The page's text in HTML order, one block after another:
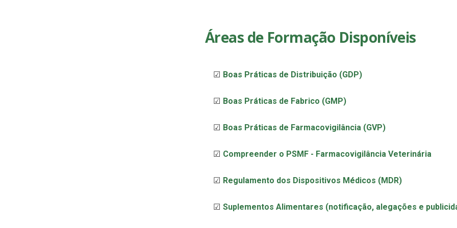
Áreas de Formação Disponíveis
Boas Práticas de Distribuição (GDP)
Boas Práticas de Fabrico (GMP)
Boas Práticas de Farmacovigilância (GVP)
Compreender o PSMF - Farmacovigilância Veterinária
Regulamento dos Dispositivos Médicos (MDR)
Suplementos Alimentares (notificação, alegações e